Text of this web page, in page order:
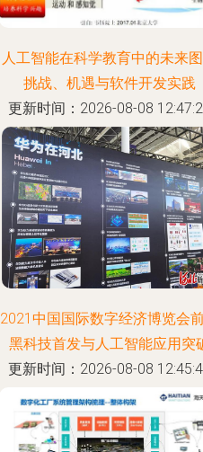
人工智能在科学教育中的未来
挑战、机遇与软件开发实践
更新时间：2026-08-08
2021中国国际数字经济博览会
黑科技首发与人工智能应用突
更新时间：2026-08-08